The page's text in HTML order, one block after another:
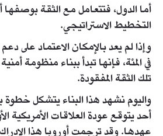
أما الدول، فتتعامل مع الثقة
التخطيط الاستراتيجي.
وإذا لم يعد بالإمكان الاعتماد على
في المئة، فإنها تبدأ ببناء منظومة
تلك الثقة المفقودة.
واليوم نشهد هذا البناء يتشكل
أحد يتوقع عودة العلاقات الأمريكية
عهدها. وقد ترجمت أوروبا هذا الإدراك